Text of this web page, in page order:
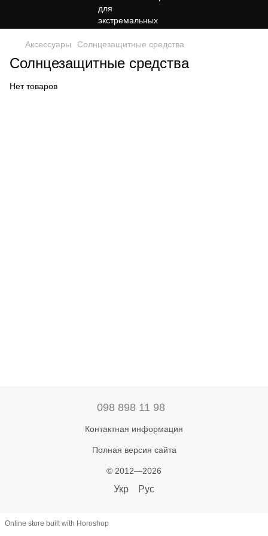
Аксессуары Солнцезащитные средства
Солнцезащитные средства
Нет товаров
098 898 11 98
Контактная информация
Полная версия сайта
© 2012—2026
Укр Рус
Online store built with Horoshop